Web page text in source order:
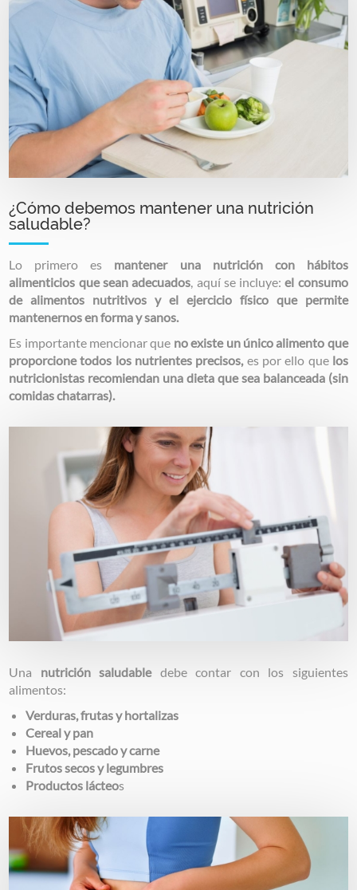
¿Cómo debemos mantener una nutrición
saludable?
Lo primero es mantener una nutrición con hábitos
alimenticios que sean adecuados, aquí se incluye:el consumo
de alimentos nutritivos y el ejercicio físico que permite
mantenernos en forma y sanos.
Es importante mencionar que no existe un único alimento que
proporcione todos los nutrientes precisos,es por ello que los
nutricionistas recomiendan una dieta que sea balanceada (sin
comidas chatarras).
Image
Una nutrición saludable debe contar con los siguientes
alimentos:
Verduras, frutas y hortalizas
Cereal y pan
Huevos, pescado y carne
Frutos secos y legumbres
Productos lácteos
Image